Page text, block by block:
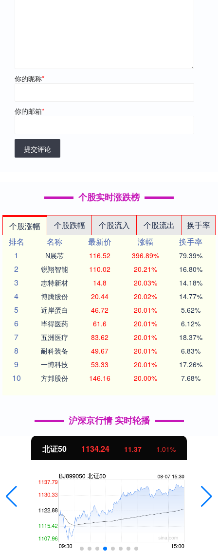
你的昵称*
你的邮箱*
提交评论
个股实时涨跌榜
个股涨幅 个股跌幅 个股流入 个股流出
换手率
排名
名称 最新价 涨幅
换手率
1
N展芯 116.52 396.89% 79.39%
2 锐翔智能 110.02 20.21% 16.80%
3 志特新材 14.8 20.03% 14.18%
4 博腾股份 20.44 20.02% 14.77%
5 近岸蛋白 46.72 20.01% 5.62%
6 毕得医药 61.6 20.01% 6.12%
7 五洲医疗 83.62 20.01% 18.37%
8 耐科装备 49.67 20.01% 6.83%
9 一博科技 53.33 20.01% 17.26%
10 方邦股份 146.16 20.00% 7.68%
沪深京行情 实时轮播
北证50 1134.24 11.37 1.01%